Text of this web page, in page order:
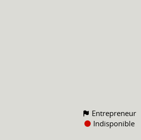
Entrepreneur
Indisponible